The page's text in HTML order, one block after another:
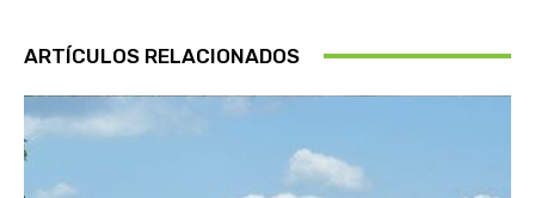
ARTÍCULOS RELACIONADOS